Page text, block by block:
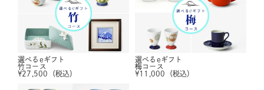
選べるeギフト
竹コース
¥27,500 （税込）
選べるeギフト
梅コース
¥11,000 （税込）